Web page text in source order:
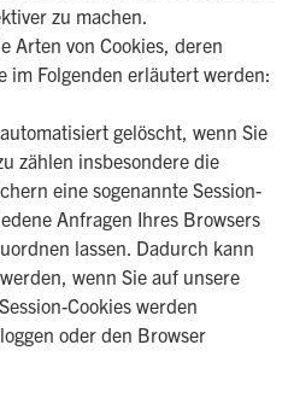
zu machen.
Arten von Cookies, deren
im Folgenden erläutert werden:
gelöscht, wenn Sie
zählen insbesondere die
eine sogenannte Session-
Anfragen Ihres Browsers
lassen. Dadurch kann
wenn Sie auf unsere
Cookies werden
oder den Browser